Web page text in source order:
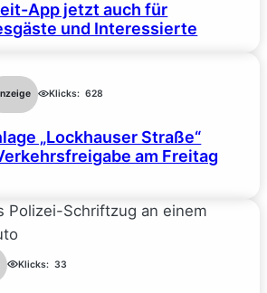
App jetzt auch für
und Interessierte
Klicks: 628
„Lockhauser Straße“
am Freitag
Klicks: 33